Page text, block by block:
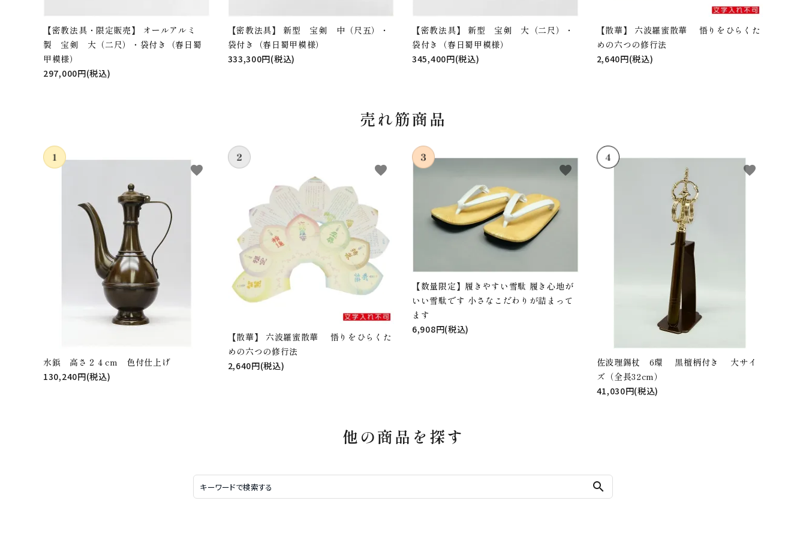
【密教法具・限定販売】 オールアルミ
製 宝剣 大（二尺）・袋付き（春日蜀
甲模様）
297,000円(税込)
【密教法具】 新型 宝剣 中（尺五）・
袋付き（春日蜀甲模様）
333,300円(税込)
【密教法具】 新型 宝剣 大（二尺）・
袋付き（春日蜀甲模様）
345,400円(税込)
【散華】 六波羅蜜散華 悟りをひらくた
めの六つの修行法
2,640円(税込)
売れ筋商品
水鋲 高さ２４cm 色付仕上げ
130,240円(税込)
favorite
【散華】 六波羅蜜散華 悟りをひらくた
めの六つの修行法
2,640円(税込)
favorite
【数量限定】履きやすい雪駄 履き心地が
いい雪駄です 小さなこだわりが詰まって
ます
6,908円(税込)
favorite
佐波理錫杖 6環 黒檀柄付き 大サイ
ズ（全長32cm）
41,030円(税込)
favorite
他の商品を探す
search